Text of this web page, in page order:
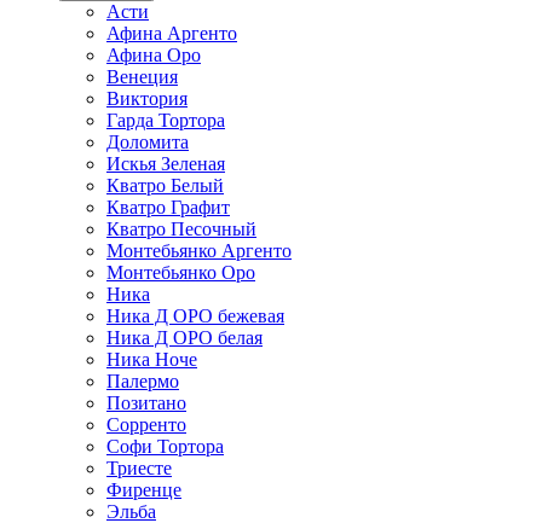
Асти
Афина Аргенто
Афина Оро
Венеция
Виктория
Гарда Тортора
Доломита
Искья Зеленая
Кватро Белый
Кватро Графит
Кватро Песочный
Монтебьянко Аргенто
Монтебьянко Оро
Ника
Ника Д ОРО бежевая
Ника Д ОРО белая
Ника Ноче
Палермо
Позитано
Сорренто
Софи Тортора
Триесте
Фиренце
Эльба